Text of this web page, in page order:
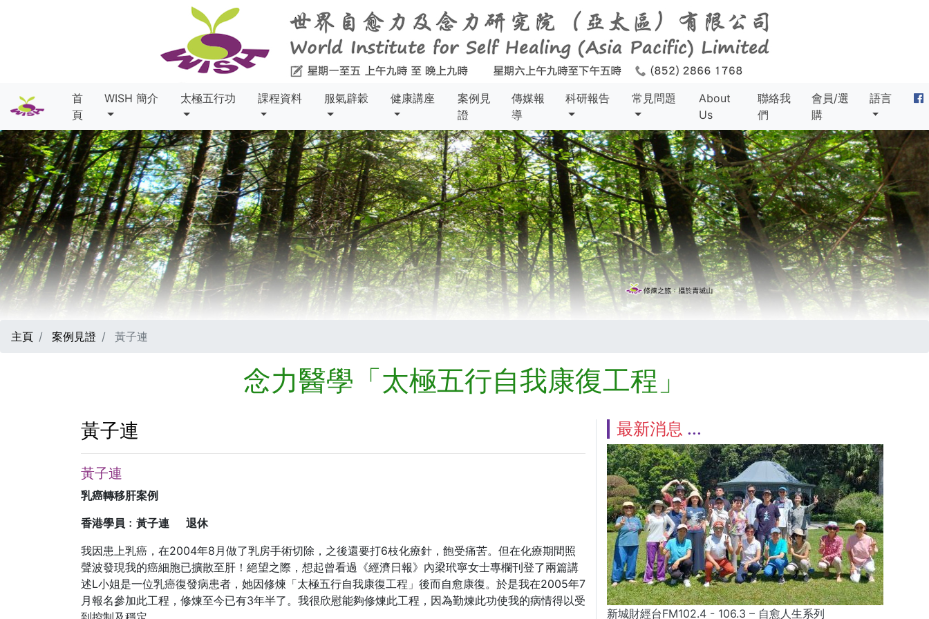
首
頁
WISH 簡介 太極五行功 課程資料 服氣辟穀 健康講座
案例見
證
傳媒報
導
科研報告 常見問題
About
Us
聯絡我
們
會員/選
購
語言
主頁 案例見證 黃子連
念力醫學「太極五行自我康復工程」
黃子連
黃子連
乳癌轉移肝案例
香港學員﹕黃子連 退休
我因患上乳癌，在2004年8月做了乳房手術切除，之後還要打6枝化療針，飽受痛苦。但在化療期間照
聲波發現我的癌細胞已擴散至肝！絕望之際，想起曾看過《經濟日報》內梁玳寧女士專欄刊登了兩篇講
述L小姐是一位乳癌復發病患者，她因修煉「太極五行自我康復工程」後而自愈康復。於是我在2005年7
月報名參加此工程，修煉至今已有3年半了。我很欣慰能夠修煉此工程，因為勤煉此功使我的病情得以受
最新消息
新城財經台FM102.4 - 106.3 – 自愈人生系列